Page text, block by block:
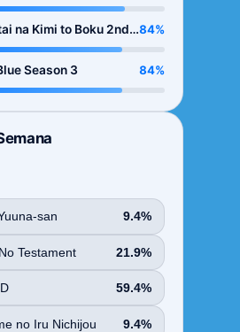
na Kimi to Boku 2nd
84%
Season 3 84%
san 9.4%
Testament 21.9%
59.4%
no Iru Nichijou 9.4%